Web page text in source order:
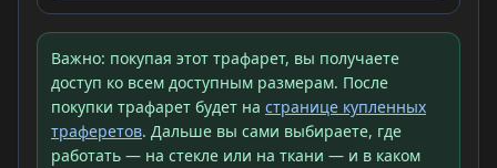
Важно: покупая этот трафарет, вы получаете
доступ ко всем доступным размерам. После
покупки трафарет будет на странице купленных
траферетов. Дальше вы сами выбираете, где
работать — на стекле или на ткани — и в каком